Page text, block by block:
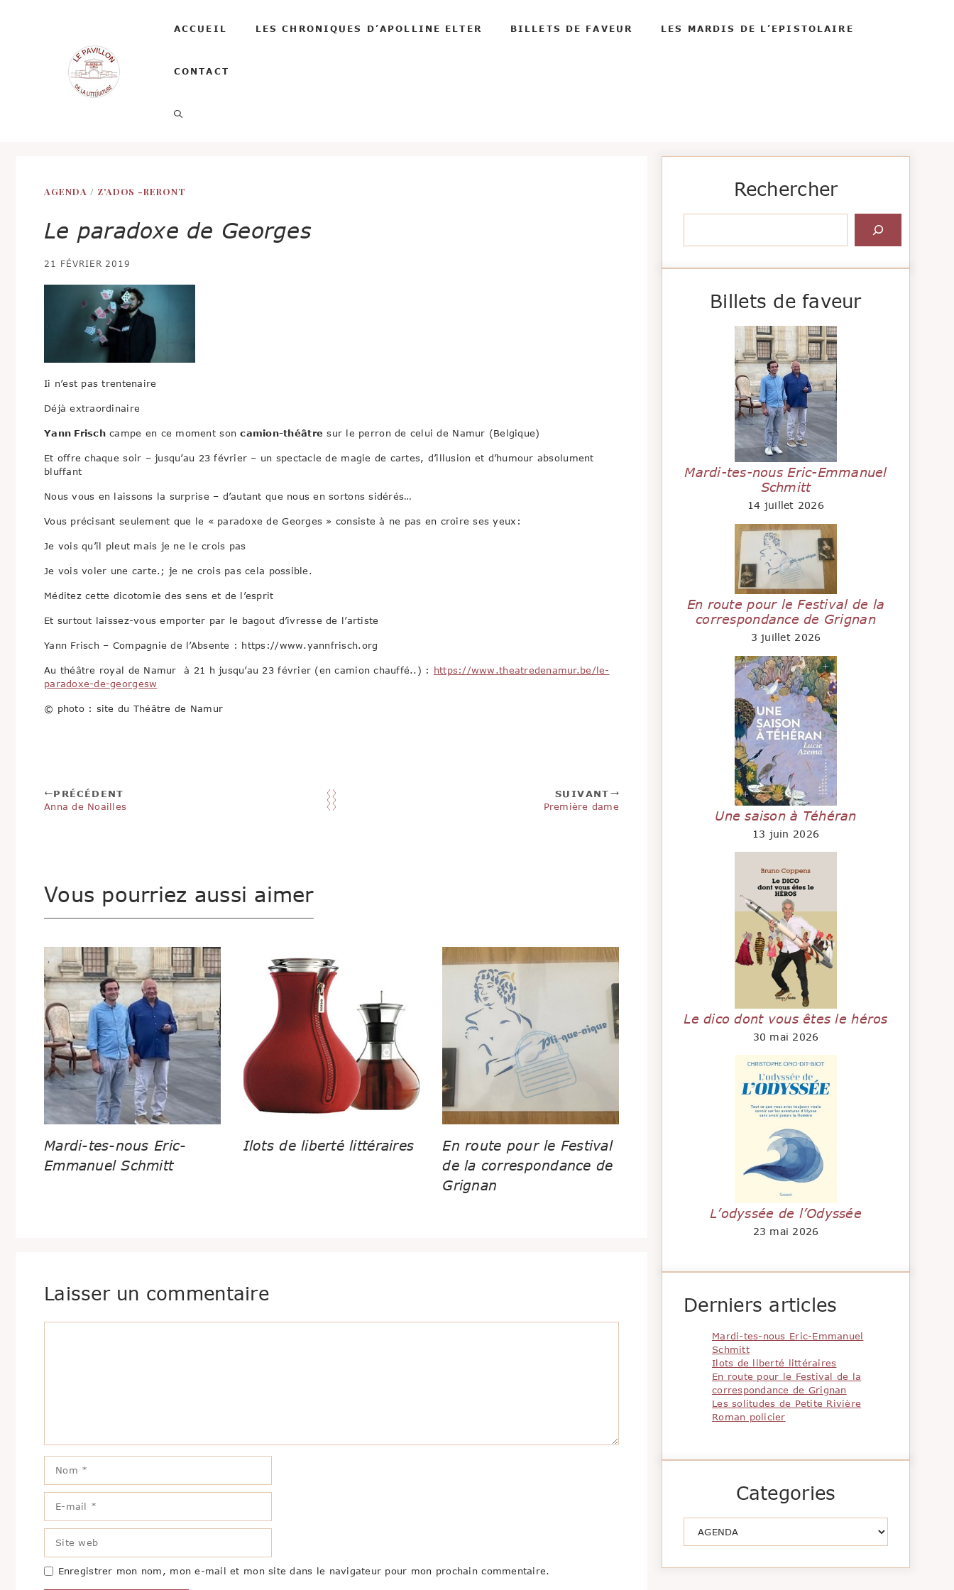
ACCUEIL LES CHRONIQUES D’APOLLINE ELTER BILLETS DE FAVEUR LES MARDIS DE L’EPISTOLAIRE
CONTACT
AGENDA / Z'ADOS -RERONT
Le paradoxe de Georges
21 FÉVRIER 2019
Ii n’est pas trentenaire
Déjà extraordinaire
Yann Frischcampe en ce moment soncamion-théâtre sur le perron de celui de Namur (Belgique)
Et offre chaque soir – jusqu’au 23 février – un spectacle de magie de cartes, d’illusion et d’humour absolument
bluffant
Nous vous en laissons la surprise – d’autant que nous en sortons sidérés…
Vous précisant seulement que le « paradoxe de Georges » consiste à ne pas en croire ses yeux:
Je vois qu’il pleut mais je ne le crois pas
Je vois voler une carte.; je ne crois pas cela possible.
Méditez cette dicotomie des sens et de l’esprit
Et surtout laissez-vous emporter par le bagout d’ivresse de l’artiste
Yann Frisch – Compagnie de l’Absente : https://www.yannfrisch.org
Au théâtre royal de Namur à 21 h jusqu’au 23 février (en camion chauffé..) : https://www.theatredenamur.be/le-
paradoxe-de-georgesw
© photo : site du Théâtre de Namur
PRÉCÉDENT
Anna de Noailles
SUIVANT
Première dame
Vous pourriez aussi aimer
Mardi-tes-nous Eric-
Emmanuel Schmitt
Ilots de liberté littéraires
En route pour le Festival
de la correspondance de
Grignan
Laisser un commentaire
mail
web
Enregistrer mon nom, mon e-mail et mon site dans le navigateur pour mon prochain commentaire.
Rechercher
Billets de faveur
Mardi-tes-nous Eric-Emmanuel
Schmitt
14 juillet 2026
En route pour le Festival de la
correspondance de Grignan
3 juillet 2026
Une saison à Téhéran
13 juin 2026
Le dico dont vous êtes le héros
30 mai 2026
L’odyssée de l’Odyssée
23 mai 2026
Derniers articles
Mardi-tes-nous Eric-Emmanuel
Schmitt
Ilots de liberté littéraires
En route pour le Festival de la
correspondance de Grignan
Les solitudes de Petite Rivière
Roman policier
Categories